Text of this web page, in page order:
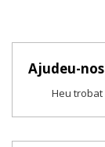
Ajudeu-
Heu trobat